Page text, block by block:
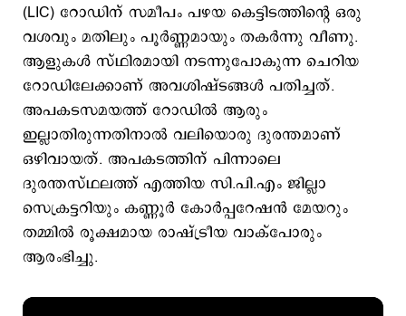
(LIC) റോഡിന് സമീപം പഴയ കെട്ടിടത്തിന്റെ ഒരു
വശവും മതിലും പൂർണ്ണമായും തകർന്നു വീണു.
ആളുകൾ സ്ഥിരമായി നടന്നുപോകുന്ന ചെറിയ
റോഡിലേക്കാണ് അവശിഷ്ടങ്ങൾ പതിച്ചത്.
അപകടസമയത്ത് റോഡിൽ ആരും
ഇല്ലാതിരുന്നതിനാൽ വലിയൊരു ദുരന്തമാണ്
ഒഴിവായത്. അപകടത്തിന് പിന്നാലെ
ദുരന്തസ്ഥലത്ത് എത്തിയ സി.പി.എം ജില്ലാ
സെക്രട്ടറിയും കണ്ണൂർ കോർപ്പറേഷൻ മേയറും
തമ്മിൽ രൂക്ഷമായ രാഷ്ട്രീയ വാക്പോരും
ആരംഭിച്ചു.